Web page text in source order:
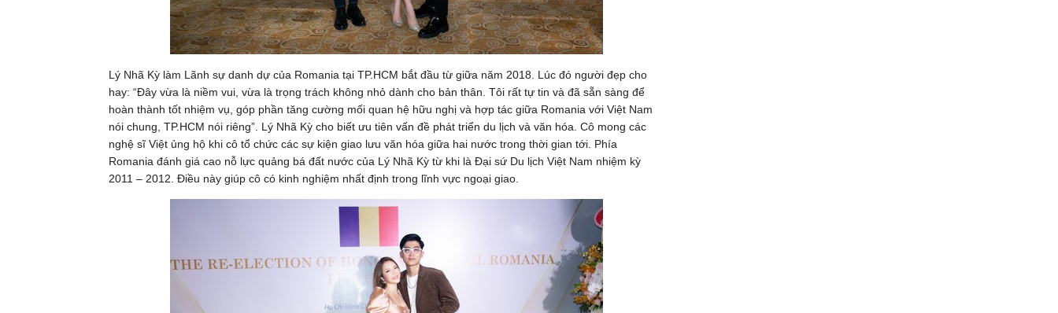
Lý Nhã Kỳ làm Lãnh sự danh dự của Romania tại TP.HCM bắt đầu từ giữa năm 2018. Lúc đó người đẹp cho
hay: “Đây vừa là niềm vui, vừa là trọng trách không nhỏ dành cho bản thân. Tôi rất tự tin và đã sẵn sàng để
hoàn thành tốt nhiệm vụ, góp phần tăng cường mối quan hệ hữu nghị và hợp tác giữa Romania với Việt Nam
nói chung, TP.HCM nói riêng”. Lý Nhã Kỳ cho biết ưu tiên vấn đề phát triển du lịch và văn hóa. Cô mong các
nghệ sĩ Việt ủng hộ khi cô tổ chức các sự kiện giao lưu văn hóa giữa hai nước trong thời gian tới. Phía
Romania đánh giá cao nỗ lực quảng bá đất nước của Lý Nhã Kỳ từ khi là Đại sứ Du lịch Việt Nam nhiệm kỳ
2011 – 2012. Điều này giúp cô có kinh nghiệm nhất định trong lĩnh vực ngoại giao.